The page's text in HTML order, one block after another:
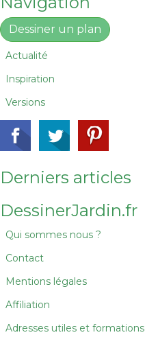
Dessiner un plan
Actualité
Inspiration
Versions
Derniers articles
DessinerJardin.fr
Qui sommes nous ?
Contact
Mentions légales
Affiliation
Adresses utiles et formations